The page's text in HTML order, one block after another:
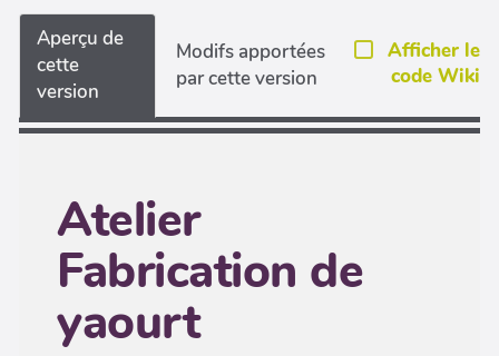
Aperçu de
cette
version
Modifs apportées
par cette version
Afficher le
code Wiki
Atelier
Fabrication de
yaourt